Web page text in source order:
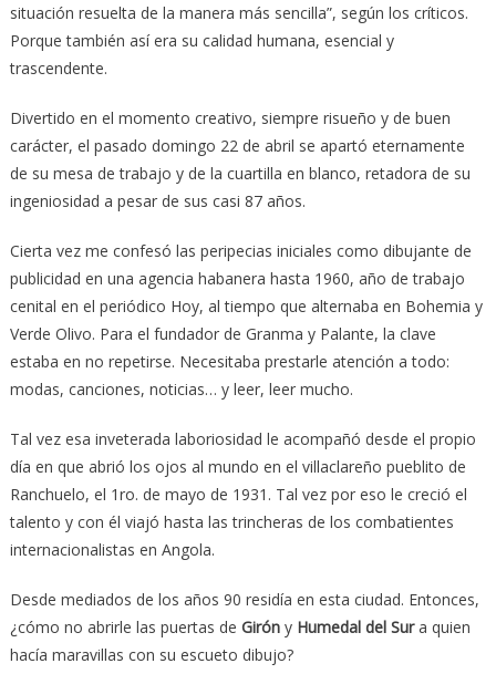
situación resuelta de la manera más sencilla”, según los críticos.
Porque también así era su calidad humana, esencial y
trascendente.
Divertido en el momento creativo, siempre risueño y de buen
carácter, el pasado domingo 22 de abril se apartó eternamente
de su mesa de trabajo y de la cuartilla en blanco, retadora de su
ingeniosidad a pesar de sus casi 87 años.
Cierta vez me confesó las peripecias iniciales como dibujante de
publicidad en una agencia habanera hasta 1960, año de trabajo
cenital en el periódico Hoy, al tiempo que alternaba en Bohemia y
Verde Olivo. Para el fundador de Granma y Palante, la clave
estaba en no repetirse. Necesitaba prestarle atención a todo:
modas, canciones, noticias… y leer, leer mucho.
Tal vez esa inveterada laboriosidad le acompañó desde el propio
día en que abrió los ojos al mundo en el villaclareño pueblito de
Ranchuelo, el 1ro. de mayo de 1931. Tal vez por eso le creció el
talento y con él viajó hasta las trincheras de los combatientes
internacionalistas en Angola.
Desde mediados de los años 90 residía en esta ciudad. Entonces,
¿cómo no abrirle las puertas de Girón y Humedal del Sura quien
hacía maravillas con su escueto dibujo?